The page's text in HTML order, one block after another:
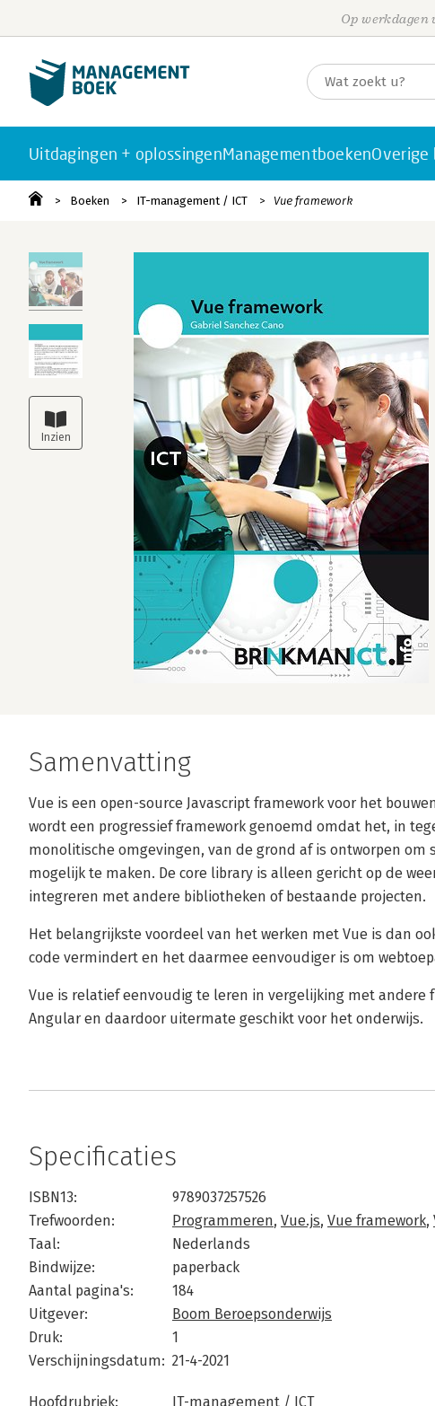
Op werkdagen
Uitdagingen + oplossingenManagementboekenOverige
Boeken IT-management / ICT Vue framework
Samenvatting
Vue is een open-source Javascript framework voor het
wordt een progressief framework genoemd omdat het, in
monolitische omgevingen, van de grond af is ontworpen om
mogelijk te maken. De core library is alleen gericht op de
integreren met andere bibliotheken of bestaande projecten.
Het belangrijkste voordeel van het werken met Vue is dan
code vermindert en het daarmee eenvoudiger is om
Vue is relatief eenvoudig te leren in vergelijking met andere
Angular en daardoor uitermate geschikt voor het onderwijs.
Specificaties
ISBN13:
9789037257526
Trefwoorden:
Programmeren, Vue.js, Vue framework,
Taal:
Nederlands
Bindwijze:
paperback
Aantal pagina's:
184
Uitgever:
Boom Beroepsonderwijs
Druk:
1
Verschijningsdatum: 21-4-2021
Hoofdrubriek: IT-management / ICT